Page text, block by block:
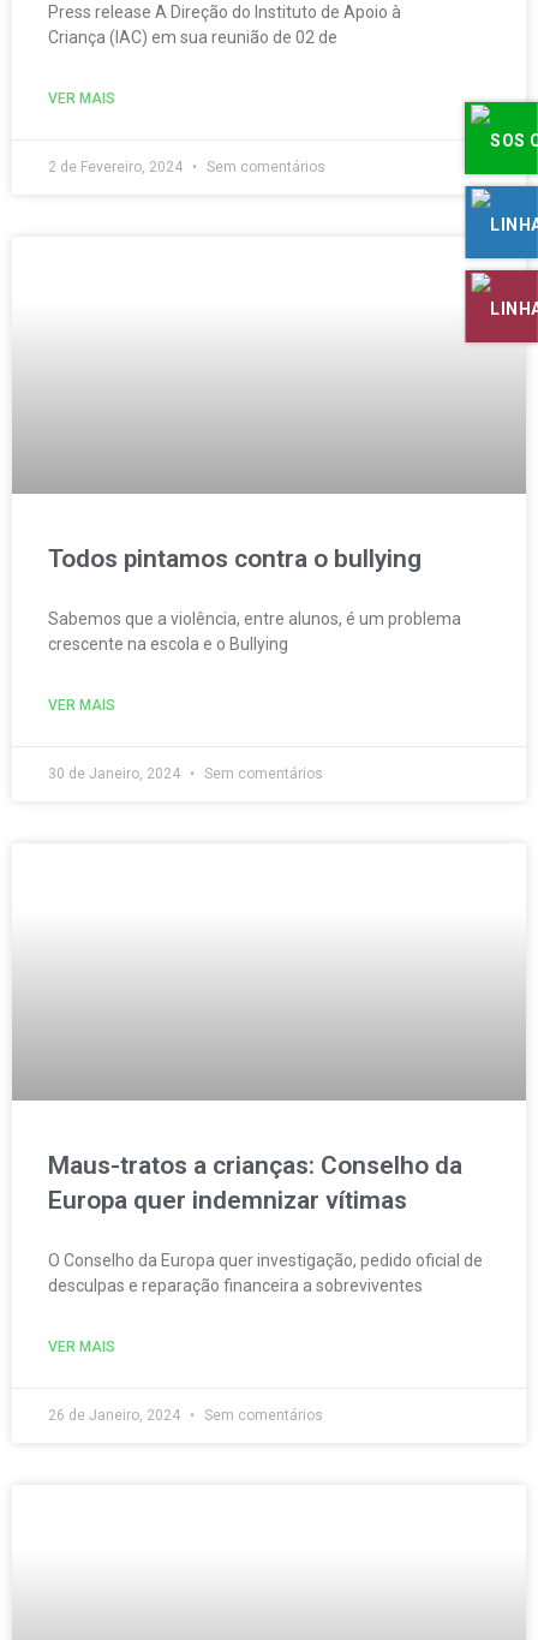
Press release A Direção do Instituto de Apoio à
Criança (IAC) em sua reunião de 02 de
VER MAIS
2 de Fevereiro, 2024 Sem comentários
Todos pintamos contra o bullying
Sabemos que a violência, entre alunos, é um problema
crescente na escola e o Bullying
VER MAIS
30 de Janeiro, 2024 Sem comentários
Maus-tratos a crianças: Conselho da
Europa quer indemnizar vítimas
O Conselho da Europa quer investigação, pedido oficial de
desculpas e reparação financeira a sobreviventes
VER MAIS
26 de Janeiro, 2024 Sem comentários